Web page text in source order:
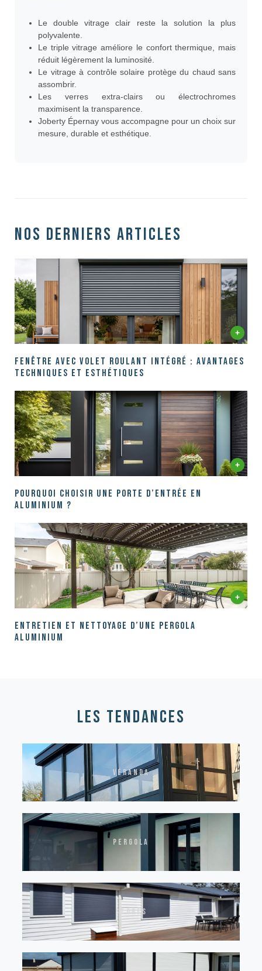
Le double vitrage clair reste la solution la plus
polyvalente.
Le triple vitrage améliore le confort thermique, mais
réduit légèrement la luminosité.
Le vitrage à contrôle solaire protège du chaud sans
assombrir.
Les verres extra-clairs ou électrochromes
maximisent la transparence.
Joberty Épernay vous accompagne pour un choix sur
mesure, durable et esthétique.
Nos derniers articles
Fenêtre avec volet roulant intégré : Avantages
techniques et esthétiques
Pourquoi choisir une porte d’entrée en
aluminium ?
Entretien et nettoyage d’une pergola
aluminium
les tendances
véranda
pergola
stores